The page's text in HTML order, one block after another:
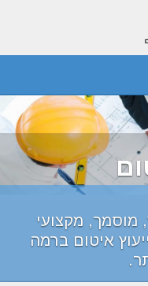
דף הבית יועץ איטום
ליקויי בניה ביקורת מבנים
מוסמך, מקצועי
איטום ברמה